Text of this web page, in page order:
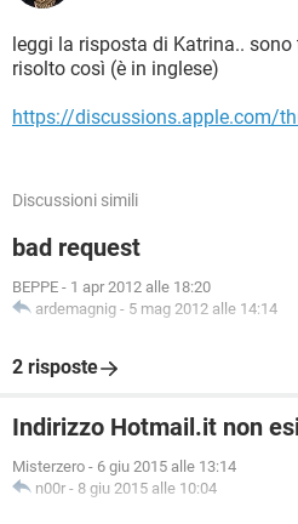
leggi la risposta di Katrina..
risolto così (è in inglese)
https://discussions.apple.com/
Discussioni simili
bad request
BEPPE - 1 apr 2012 alle 18:20
ardemagnig - 5 mag 2012 alle 14:14
2 risposte
Indirizzo Hotmail.it non
Misterzero - 6 giu 2015 alle 13:14
n00r - 8 giu 2015 alle 10:04